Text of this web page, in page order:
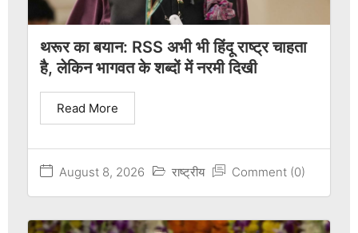
थरूर का बयान: RSS अभी भी हिंदू राष्ट्र चाहता
है, लेकिन भागवत के शब्दों में नरमी दिखी
August 8, 2026 राष्ट्रीय Comment (0)
Read More